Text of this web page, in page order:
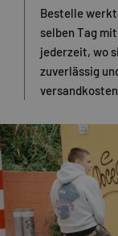
Bestelle
selben Tag
jederzeit, wo
zuverlässig